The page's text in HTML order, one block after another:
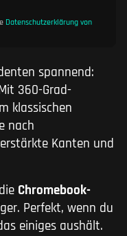
Datenschutzerklärung von
spannend:
360-Grad-
klassischen
nach
Kanten und
Chromebook-
Perfekt, wenn du
einiges aushält.